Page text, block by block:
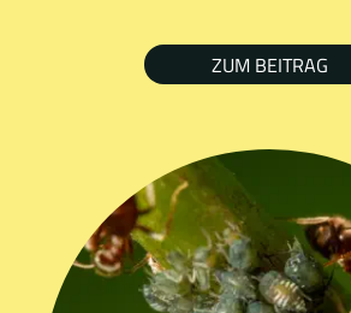
ZUM BEITRAG